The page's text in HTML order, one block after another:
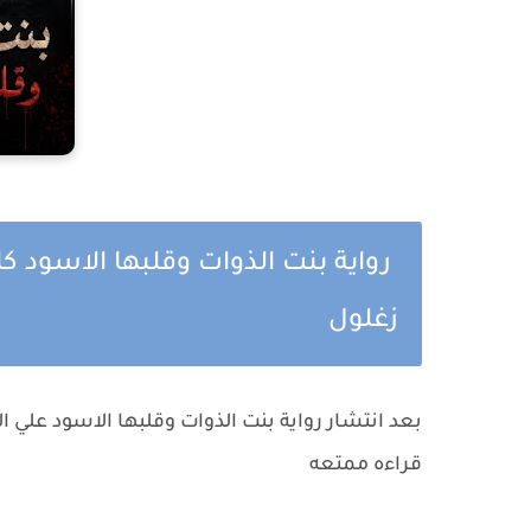
رواية بنت الذوات وقلبها
زغلول
بعد انتشار رواية بنت الذوات وقلبها الاسود
قراءه ممتعه